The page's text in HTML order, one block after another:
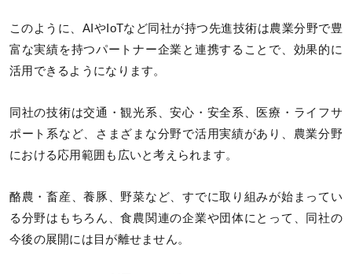
このように、AIやIoTなど同社が持つ先進技術は農業分野で豊
富な実績を持つパートナー企業と連携することで、効果的に
活用できるようになります。
同社の技術は交通・観光系、安心・安全系、医療・ライフサ
ポート系など、さまざまな分野で活用実績があり、農業分野
における応用範囲も広いと考えられます。
酪農・畜産、養豚、野菜など、すでに取り組みが始まってい
る分野はもちろん、食農関連の企業や団体にとって、同社の
今後の展開には目が離せません。